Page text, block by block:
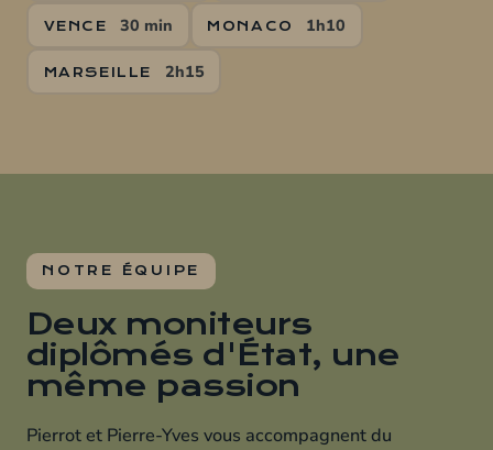
VENCE 30 min MONACO 1h10
MARSEILLE 2h15
NOTRE ÉQUIPE
Deux moniteurs
diplômés d'État, une
même passion
Pierrot et Pierre-Yves vous accompagnent du